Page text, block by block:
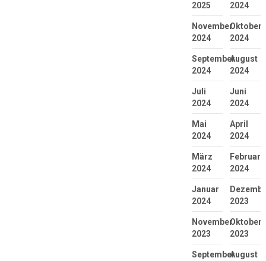
2025 2024
November
2024
Oktober
2024
September
2024
August
2024
Juli
2024
Juni
2024
Mai
2024
April
2024
März
2024
Februar
2024
Januar
2024
2023
November
2023
Oktober
2023
SeptemberAugust